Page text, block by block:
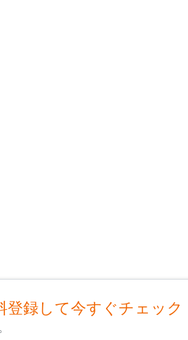
登録して今すぐチェック